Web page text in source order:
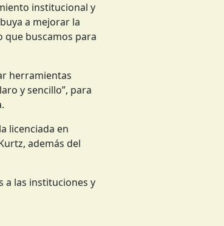
institucional y
a mejorar la
que buscamos para
herramientas
y sencillo”, para
licenciada en
además del
a las instituciones y